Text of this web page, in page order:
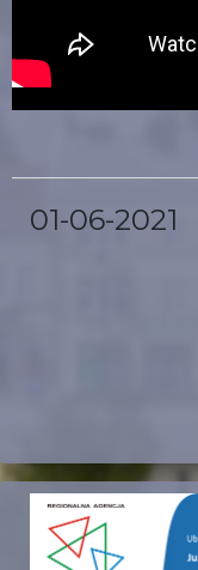
01-06-2021